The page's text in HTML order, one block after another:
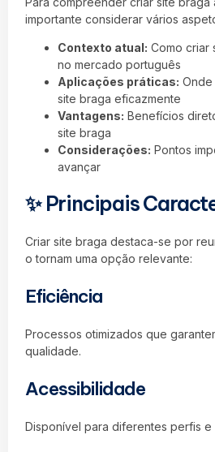
importante considerar vários
Contexto atual: Como criar
no mercado português
Aplicações práticas: Onde
site braga eficazmente
Vantagens: Benefícios
site braga
Considerações: Pontos
avançar
✨ Principais
Criar site braga destaca-se por
o tornam uma opção relevante:
Eficiência
Processos otimizados que
qualidade.
Acessibilidade
Disponível para diferentes perfis e